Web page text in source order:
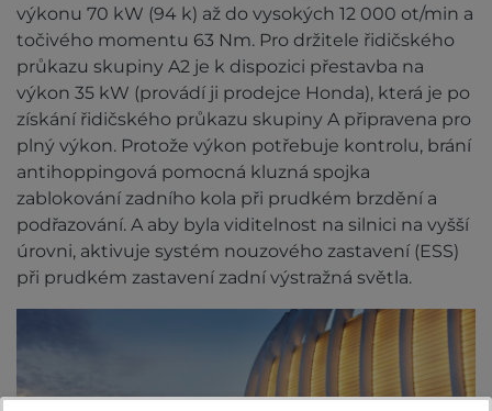
výkonu 70 kW (94 k) až do vysokých 12 000 ot/min a
točivého momentu 63 Nm. Pro držitele řidičského
průkazu skupiny A2 je k dispozici přestavba na
výkon 35 kW (provádí ji prodejce Honda), která je po
získání řidičského průkazu skupiny A připravena pro
plný výkon. Protože výkon potřebuje kontrolu, brání
antihoppingová pomocná kluzná spojka
zablokování zadního kola při prudkém brzdění a
podřazování. A aby byla viditelnost na silnici na vyšší
úrovni, aktivuje systém nouzového zastavení (ESS)
při prudkém zastavení zadní výstražná světla.